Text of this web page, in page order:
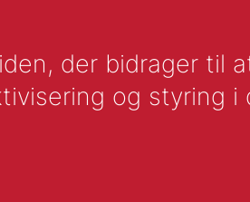
der bidrager til
og styring i